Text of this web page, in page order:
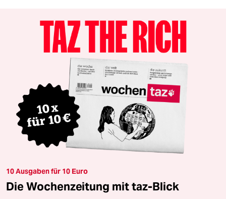
10 Ausgaben für 10 Euro
Die Wochenzeitung mit taz-Blick